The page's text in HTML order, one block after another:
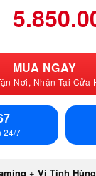
MUA NGAY
Nơi, Nhận Tại Cửa
24/7
+ Vi Tính